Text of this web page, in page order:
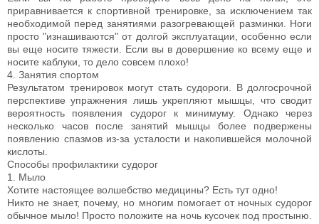
приравнивается к спортивной тренировке, за исключением так
необходимой перед занятиями разогревающей разминки. Ноги
просто "изнашиваются" от долгой эксплуатации, особенно если
вы еще носите тяжести. Если вы в довершение ко всему еще и
носите каблуки, то дело совсем плохо!
4. Занятия спортом
Результатом тренировок могут стать судороги. В долгосрочной
перспективе упражнения лишь укрепляют мышцы, что сводит
вероятность появления судорог к минимуму. Однако через
несколько часов после занятий мышцы более подвержены
появлению спазмов из-за усталости и накопившейся молочной
кислоты.
Способы профилактики судорог
1. Мыло
Хотите настоящее волшебство медицины? Есть тут одно!
Никто не знает, почему, но многим помогает от ночных судорог
обычное мыло! Просто положите на ночь кусочек под простыню.